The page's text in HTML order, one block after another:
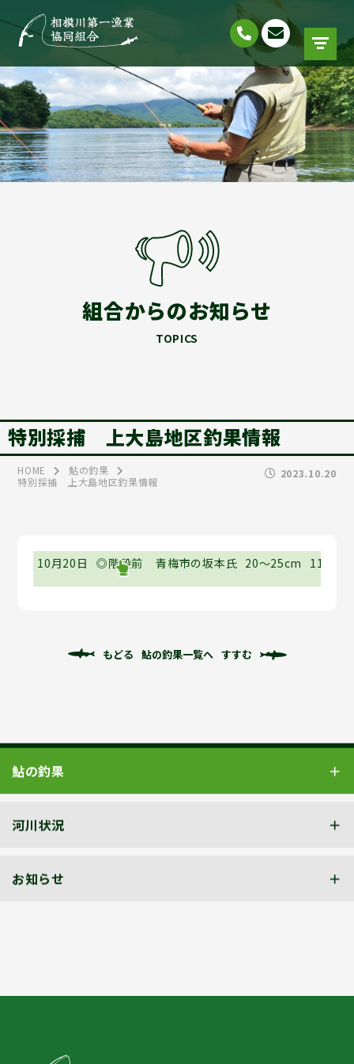
組合からのお知らせ
TOPICS
特別採捕 上大島地区釣果情報
HOME
鮎の釣果
特別採捕 上大島地区釣果情報
2023.10.20
10月20日 ◎階段前 青梅市の坂本氏 20～25cm 11尾
もどる 鮎の釣果一覧へ すすむ
鮎の釣果
河川状況
お知らせ